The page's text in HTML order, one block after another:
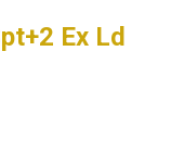
Ex Ld